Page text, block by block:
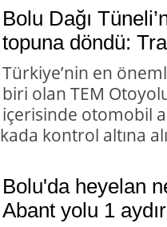
Bolu Dağı
topuna döndü:
Türkiye’nin en
biri olan TEM
içerisinde otomobil
kontrol altına
Bolu'da heyelan
Abant yolu 1